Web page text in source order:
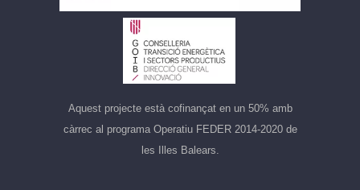
Aquest projecte està cofinançat en un 50% amb
càrrec al programa Operatiu FEDER 2014-2020 de
les Illes Balears.